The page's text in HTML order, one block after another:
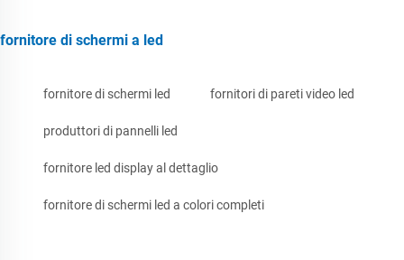
fornitore di schermi a led
fornitore di schermi led fornitori di pareti video led
produttori di pannelli led
fornitore led display al dettaglio
fornitore di schermi led a colori completi